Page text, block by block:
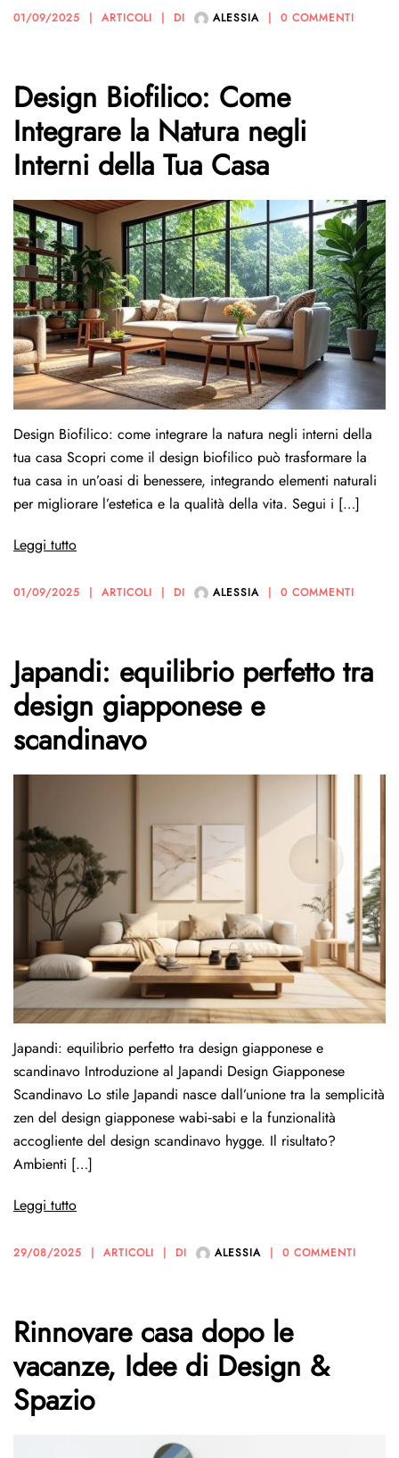
01/09/2025 ARTICOLI DI ALESSIA 0 COMMENTI
Design Biofilico: Come
Integrare la Natura negli
Interni della Tua Casa
Design Biofilico: come integrare la natura negli interni della
tua casa Scopri come il design biofilico può trasformare la
tua casa in un’oasi di benessere, integrando elementi naturali
per migliorare l’estetica e la qualità della vita. Segui i […]
Leggi tutto
01/09/2025 ARTICOLI DI ALESSIA 0 COMMENTI
Japandi: equilibrio perfetto tra
design giapponese e
scandinavo
Japandi: equilibrio perfetto tra design giapponese e
scandinavo Introduzione al Japandi Design Giapponese
Scandinavo Lo stile Japandi nasce dall’unione tra la semplicità
zen del design giapponese wabi‑sabi e la funzionalità
accogliente del design scandinavo hygge. Il risultato?
Ambienti […]
Leggi tutto
29/08/2025 ARTICOLI DI ALESSIA 0 COMMENTI
Rinnovare casa dopo le
vacanze, Idee di Design &
Spazio​